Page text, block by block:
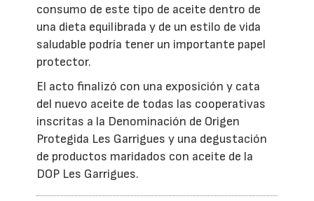
consumo de este tipo de aceite dentro de
una dieta equilibrada y de un estilo de vida
saludable podría tener un importante papel
protector.
El acto finalizó con una exposición y cata
del nuevo aceite de todas las cooperativas
inscritas a la Denominación de Origen
Protegida Les Garrigues y una degustación
de productos maridados con aceite de la
DOP Les Garrigues.